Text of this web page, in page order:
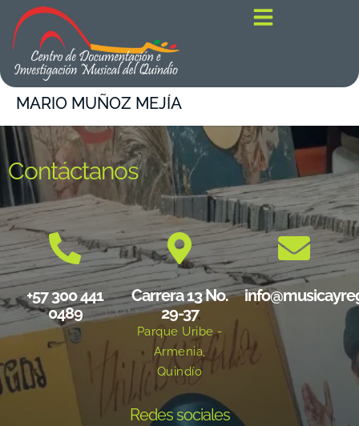
contenido
MARIO MUÑOZ MEJÍA
Contáctanos
+57 300 441
0489
Carrera 13 No.
29-37
Parque Uribe -
Armenia,
Quindío
Redes sociales